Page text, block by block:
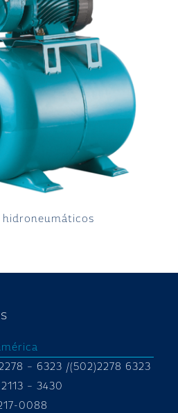
hidroneumáticos
– 6323 /(502)2278 6323
– 3430
0088